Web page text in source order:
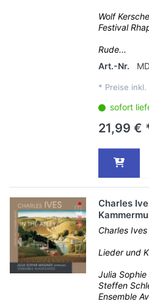
Wolf
Festival
Rude...
Art.-Nr.
* Preise
sofort
21,99 €
Charles
Charles
Lieder und
Julia Sophie
Steffen
Ensemble